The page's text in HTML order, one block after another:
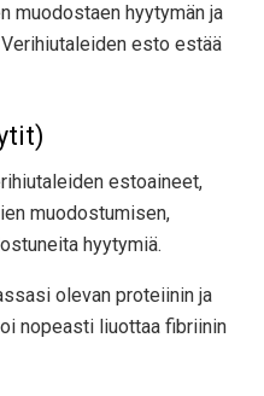
muodostaen hyytymän ja
esto estää
estoaineet,
muodostumisen,
hyytymiä.
olevan proteiinin ja
nopeasti liuottaa fibriinin